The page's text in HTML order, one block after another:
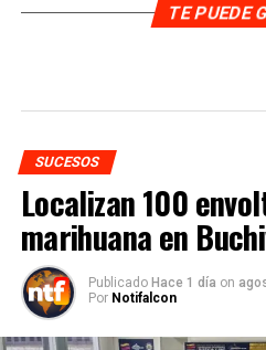
TE PUEDE
SUCESOS
Localizan 100
marihuana en
Publicado Hace 1 día on
Por Notifalcon